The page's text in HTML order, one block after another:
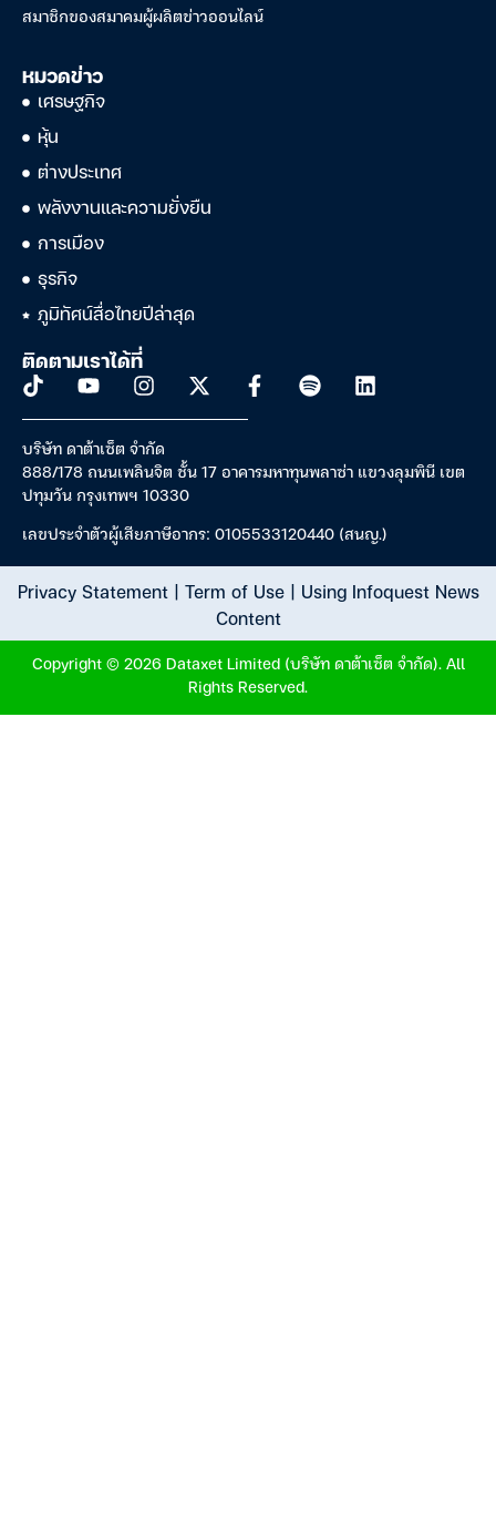
สมาชิกของสมาคมผู้ผลิตข่าวออนไลน์
หมวดข่าว
เศรษฐกิจ
หุ้น
ต่างประเทศ
พลังงานและความยั่งยืน
การเมือง
ธุรกิจ
ภูมิทัศน์สื่อไทยปีล่าสุด
ติดตามเราได้ที่
บริษัท ดาต้าเซ็ต จำกัด
888/178 ถนนเพลินจิต ชั้น 17 อาคารมหาทุนพลาซ่า แขวงลุมพินี เขต
ปทุมวัน กรุงเทพฯ 10330
เลขประจำตัวผู้เสียภาษีอากร: 0105533120440 (สนญ.)
Privacy Statement| Term of Use| Using Infoquest News
Content
Copyright © 2026 Dataxet Limited (บริษัท ดาต้าเซ็ต จำกัด). All
Rights Reserved.